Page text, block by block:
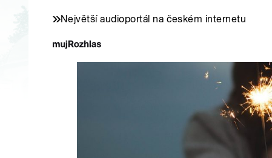
Největší audioportál na českém internetu